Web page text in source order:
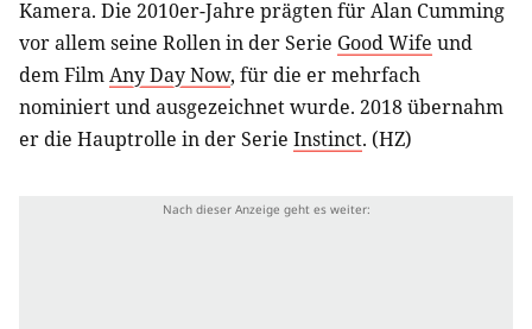
Kamera. Die 2010er-Jahre prägten für Alan Cumming
vor allem seine Rollen in der Serie Good Wife und
dem FilmAny Day Now, für die er mehrfach
nominiert und ausgezeichnet wurde. 2018 übernahm
er die Hauptrolle in der Serie Instinct. (HZ)